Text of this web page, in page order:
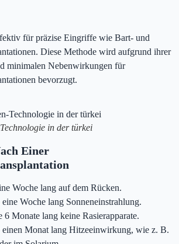
für präzise Eingriffe wie Bart- und
Diese Methode wird aufgrund ihrer
minimalen Nebenwirkungen für
bevorzugt.
in der türkei
Einer
Woche lang auf dem Rücken.
Woche lang Sonneneinstrahlung.
6 Monate lang keine Rasierapparate.
einen Monat lang Hitzeeinwirkung, wie z. B.